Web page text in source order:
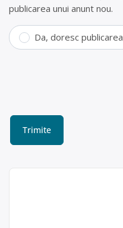
publicarea unui anunt nou.
Da, doresc publicarea